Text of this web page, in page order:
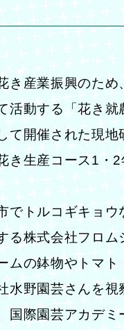
き産業振興のため
活動する 「花き
て開催された現地
き生産コース1・2
でトルコギキョウ
る株式会社フロム
ムの鉢物やトマト
水野園芸さんを視
国際園芸アカデミ